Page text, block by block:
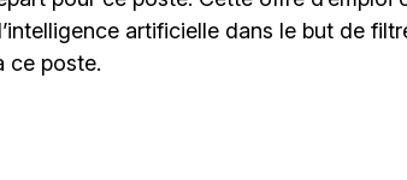
artificielle dans le but de
ce poste.